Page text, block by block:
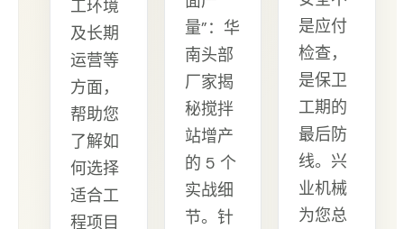
工环境
及长期
运营等
方面，
帮助您
了解如
何选择
适合工
程项目
量”：华
南头部
厂家揭
秘搅拌
站增产
的 5 个
实战细
节。针
是应付
检查，
是保卫
工期的
最后防
线。兴
业机械
为您总